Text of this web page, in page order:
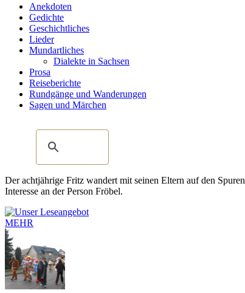
Anekdoten
Gedichte
Geschichtliches
Lieder
Mundartliches
Dialekte in Sachsen
Prosa
Reiseberichte
Rundgänge und Wanderungen
Sagen und Märchen
Der achtjährige Fritz wandert mit seinen Eltern auf den
Interesse an der Person Fröbel.
MEHR